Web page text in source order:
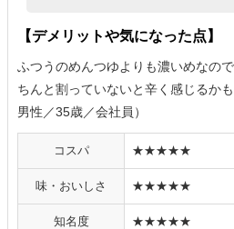
【デメリットや気になった点】
ふつうのめんつゆよりも濃いめなの
ちんと割っていないと辛く感じるか
男性／35歳／会社員）
コスパ ★★★★★
味・おいしさ ★★★★★
知名度 ★★★★★